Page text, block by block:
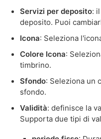
Servizi per deposito:
deposito. Puoi
Icona: Seleziona
Colore Icona:
timbrino.
Sfondo: Seleziona un
sfondo.
Validità: definisce la
Supporta due tipi di